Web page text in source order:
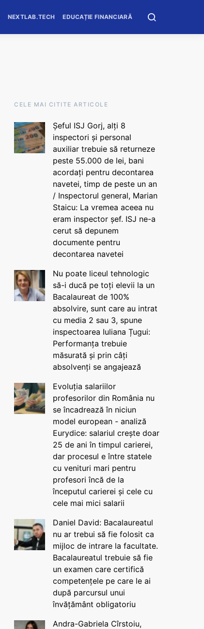
NEXTLAB.TECH EDUCAȚIE FINANCIARĂ
CELE MAI CITITE ARTICOLE
Șeful ISJ Gorj, alți 8
inspectori și personal
auxiliar trebuie să returneze
peste 55.000 de lei, bani
acordați pentru decontarea
navetei, timp de peste un an
/ Inspectorul general, Marian
Staicu: La vremea aceea nu
eram inspector șef. ISJ ne-a
cerut să depunem
documente pentru
decontarea navetei
Nu poate liceul tehnologic
să-i ducă pe toți elevii la un
Bacalaureat de 100%
absolvire, sunt care au intrat
cu media 2 sau 3, spune
inspectoarea Iuliana Țugui:
Performanța trebuie
măsurată și prin câți
absolvenți se angajează
Evoluția salariilor
profesorilor din România nu
se încadrează în niciun
model european - analiză
Eurydice: salariul crește doar
25 de ani în timpul carierei,
dar procesul e între statele
cu venituri mari pentru
profesori încă de la
începutul carierei și cele cu
cele mai mici salarii
Daniel David: Bacalaureatul
nu ar trebui să fie folosit ca
mijloc de intrare la facultate.
Bacalaureatul trebuie să fie
un examen care certifică
competențele pe care le ai
după parcursul unui
învățământ obligatoriu
Andra-Gabriela Cîrstoiu,